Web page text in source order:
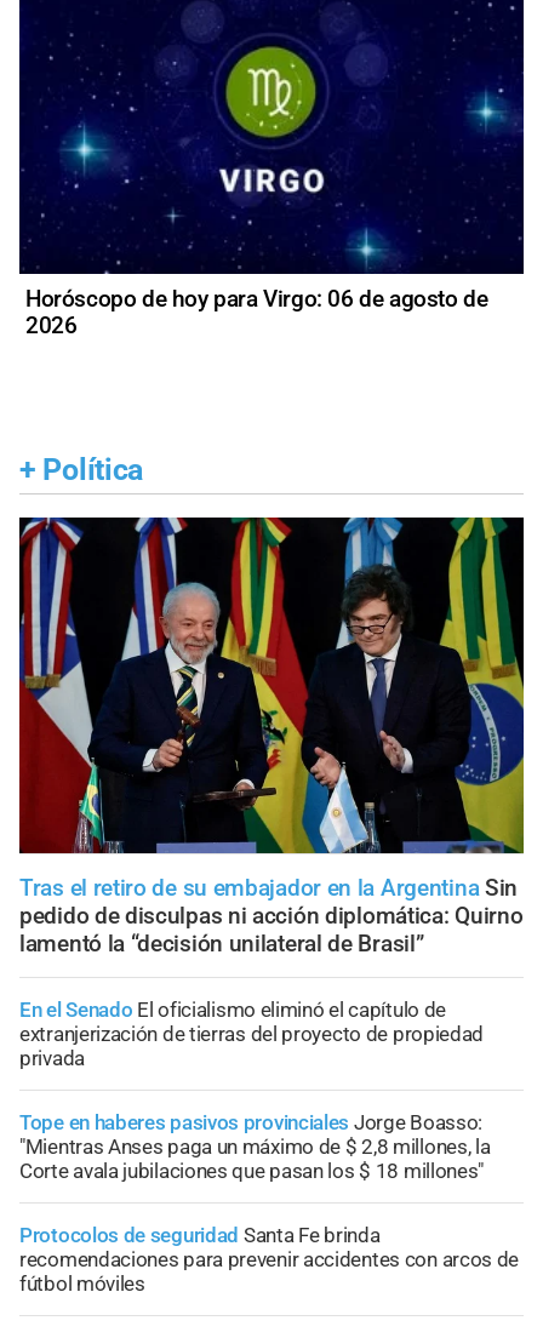
Horóscopo de hoy para Virgo: 06 de agosto de
2026
+ Política
Tras el retiro de su embajador en la Argentina Sin
pedido de disculpas ni acción diplomática: Quirno
lamentó la “decisión unilateral de Brasil”
En el Senado El oficialismo eliminó el capítulo de
extranjerización de tierras del proyecto de propiedad
privada
Tope en haberes pasivos provinciales Jorge Boasso:
"Mientras Anses paga un máximo de $ 2,8 millones, la
Corte avala jubilaciones que pasan los $ 18 millones"
Protocolos de seguridad Santa Fe brinda
recomendaciones para prevenir accidentes con arcos de
fútbol móviles